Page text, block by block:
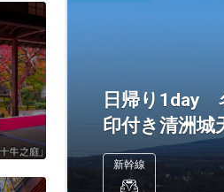
日帰り1day
印付き清洲城
新幹線